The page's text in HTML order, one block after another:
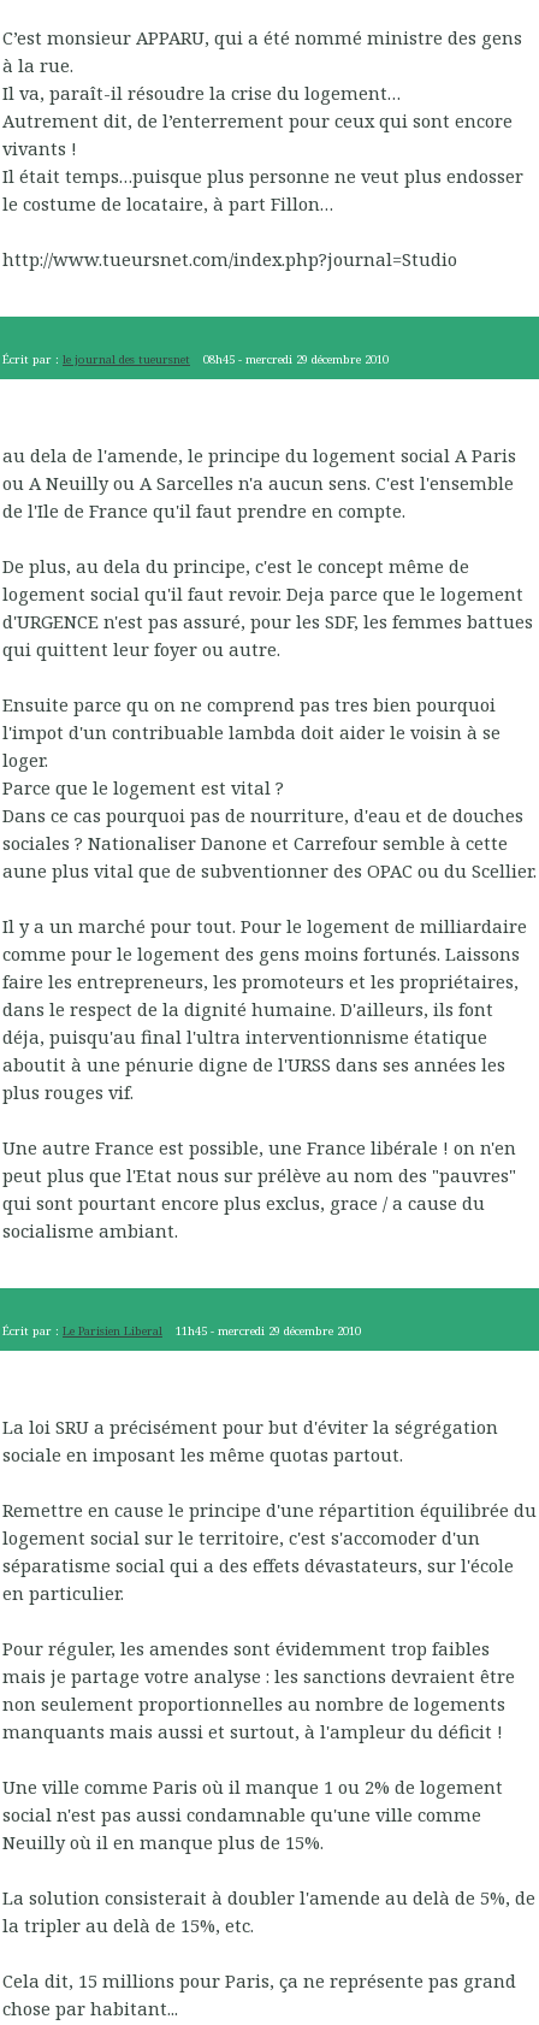
C’est monsieur APPARU, qui a été nommé ministre des gens
à la rue.
Il va, paraît-il résoudre la crise du logement…
Autrement dit, de l’enterrement pour ceux qui sont encore
vivants !
Il était temps…puisque plus personne ne veut plus endosser
le costume de locataire, à part Fillon…
http://www.tueursnet.com/index.php?journal=Studio
Écrit par : le journal des tueursnet 08h45 -mercredi 29 décembre 2010
au dela de l'amende, le principe du logement social A Paris
ou A Neuilly ou A Sarcelles n'a aucun sens. C'est l'ensemble
de l'Ile de France qu'il faut prendre en compte.
De plus, au dela du principe, c'est le concept même de
logement social qu'il faut revoir. Deja parce que le logement
d'URGENCE n'est pas assuré, pour les SDF, les femmes battues
qui quittent leur foyer ou autre.
Ensuite parce qu on ne comprend pas tres bien pourquoi
l'impot d'un contribuable lambda doit aider le voisin à se
loger.
Parce que le logement est vital ?
Dans ce cas pourquoi pas de nourriture, d'eau et de douches
sociales ? Nationaliser Danone et Carrefour semble à cette
aune plus vital que de subventionner des OPAC ou du Scellier.
Il y a un marché pour tout. Pour le logement de milliardaire
comme pour le logement des gens moins fortunés. Laissons
faire les entrepreneurs, les promoteurs et les propriétaires,
dans le respect de la dignité humaine. D'ailleurs, ils font
déja, puisqu'au final l'ultra interventionnisme étatique
aboutit à une pénurie digne de l'URSS dans ses années les
plus rouges vif.
Une autre France est possible, une France libérale ! on n'en
peut plus que l'Etat nous sur prélève au nom des "pauvres"
qui sont pourtant encore plus exclus, grace / a cause du
socialisme ambiant.
Écrit par : Le Parisien Liberal 11h45 -mercredi 29 décembre 2010
La loi SRU a précisément pour but d'éviter la ségrégation
sociale en imposant les même quotas partout.
Remettre en cause le principe d'une répartition équilibrée du
logement social sur le territoire, c'est s'accomoder d'un
séparatisme social qui a des effets dévastateurs, sur l'école
en particulier.
Pour réguler, les amendes sont évidemment trop faibles
mais je partage votre analyse : les sanctions devraient être
non seulement proportionnelles au nombre de logements
manquants mais aussi et surtout, à l'ampleur du déficit !
Une ville comme Paris où il manque 1 ou 2% de logement
social n'est pas aussi condamnable qu'une ville comme
Neuilly où il en manque plus de 15%.
La solution consisterait à doubler l'amende au delà de 5%, de
la tripler au delà de 15%, etc.
Cela dit, 15 millions pour Paris, ça ne représente pas grand
chose par habitant...